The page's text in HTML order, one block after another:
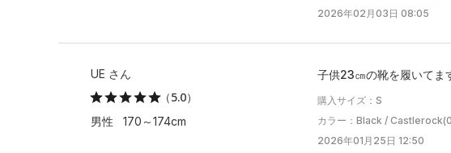
2026年02月03日 08:05
UE さん
（5.0）
男性 170～174cm
子供23㎝の靴を履いてま
購入サイズ：S
カラー：Black /
2026年01月25日 12:50